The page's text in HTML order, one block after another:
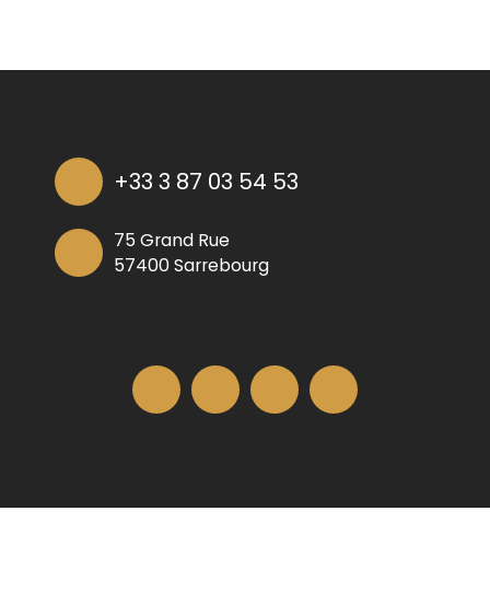
+33 3 87 03 54 53
75 Grand Rue
57400 Sarrebourg